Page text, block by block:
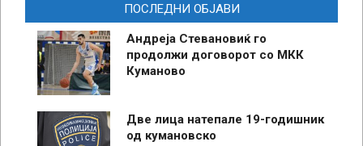
ПОСЛЕДНИ ОБЈАВИ
Андреја Стевановиќ го
продолжи договорот со МКК
Куманово
Две лица натепале 19-годишник
од кумановско